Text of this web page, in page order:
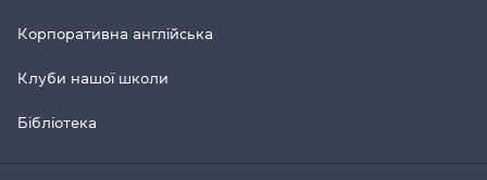
Корпоративна англійська
Клуби нашої школи
Бібліотека